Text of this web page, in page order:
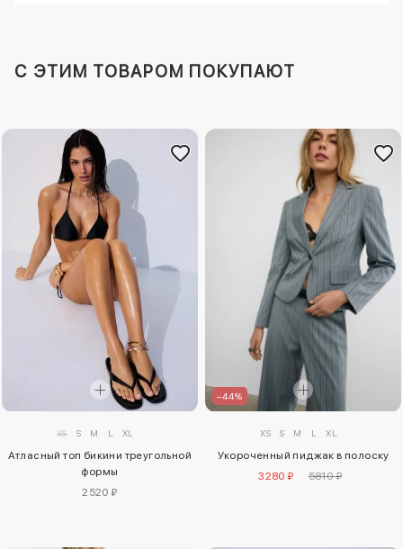
C ЭТИМ ТОВАРОМ ПОКУПАЮТ
XS S M L XL
Атласный топ бикини треугольной
формы
2520 ₽
–44%
XS S M L XL
Укороченный пиджак в полоску
3280 ₽
5810 ₽